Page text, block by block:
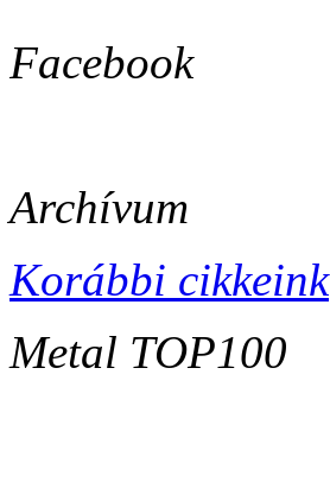
Facebook
Archívum
Korábbi cikkeink
Metal TOP100